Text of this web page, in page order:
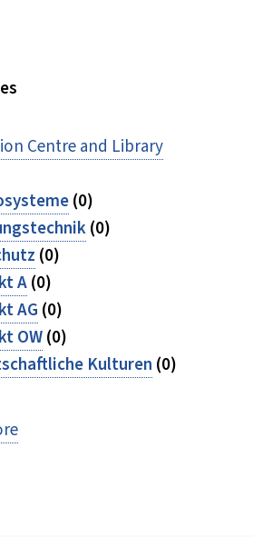
Centre and Library
(0)
(0)
(0)
A(0)
AG (0)
OW(0)
Kulturen (0)